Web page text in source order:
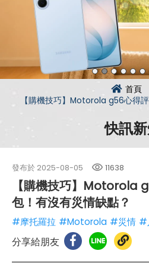
首頁
【購機技巧】Motorola g56心得
快訊
發布於 2025-08-05 11638
【購機技巧】Motorola
包！有沒有災情缺點？
#摩托羅拉 #Motorola #災情 #
分享給朋友